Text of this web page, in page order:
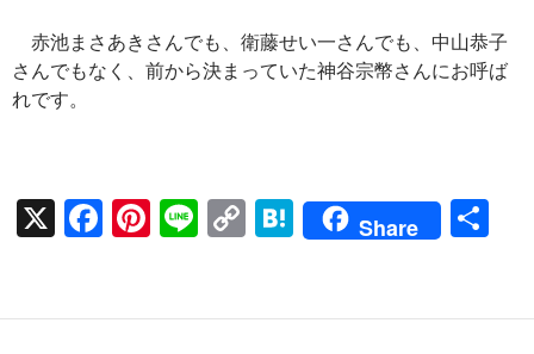
赤池まさあきさんでも、衛藤せい一さんでも、中山恭子
さんでもなく、前から決まっていた神谷宗幣さんにお呼ば
れです。
X
F
b
Pi
es
Li
C
y
H
n
Share